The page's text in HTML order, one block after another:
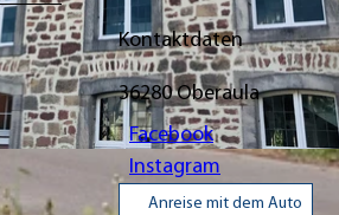
Kontaktdaten
36280Oberaula
Facebook
Instagram
Anreise mit dem Auto